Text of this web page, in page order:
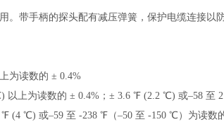
。带手柄的探头配有减压弹簧，保护电缆连接
为读数的 ± 0.4%
上为读数的 ± 0.4%；± 3.6 ℉ (2.2 ℃) 或–58 至
℉ (4 ℃) 或–59 至 -238 ℉（–50 至 -150 ℃）为读数